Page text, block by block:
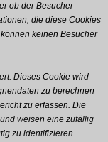
ob der Besucher
die diese Cookies
keinen Besucher
Dieses Cookie wird
zu berechnen
zu erfassen. Die
weisen eine zufällig
zu identifizieren.